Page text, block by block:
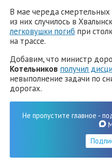
В мае череда
из них случилось в
легковушки погиб при
на трассе.
Добавим, что министр
Котельников получил
невыполнение задачи по
дорогах.
Не пропустите главное -